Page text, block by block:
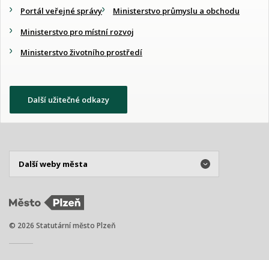
Portál veřejné správy
Ministerstvo průmyslu a obchodu
Ministerstvo pro místní rozvoj
Ministerstvo životního prostředí
Další užitečné odkazy
© 2026 Statutární město Plzeň